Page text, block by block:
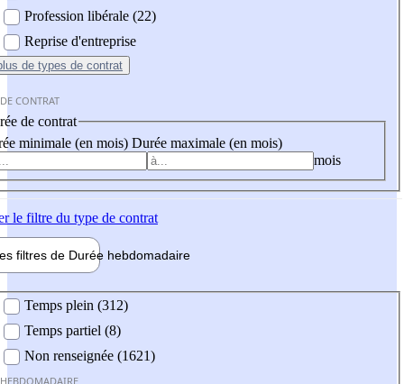
Profession libérale (22)
Reprise d'entreprise
de types de contrat
CONTRAT
de contrat
minimale (en mois) Durée maximale (en mois)
mois
le filtre du type de contrat
filtres de Durée hebdomadaire
Temps plein (312)
Temps partiel (8)
Non renseignée (1621)